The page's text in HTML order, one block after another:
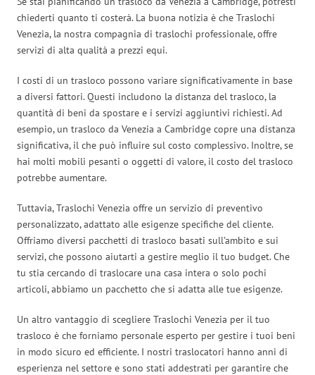
chiederti quanto ti costerà. La buona notizia è che Traslochi
Venezia, la nostra compagnia di traslochi professionale, offre
servizi di alta qualità a prezzi equi.
I costi di un trasloco possono variare significativamente in base
a diversi fattori. Questi includono la distanza del trasloco, la
quantità di beni da spostare e i servizi aggiuntivi richiesti. Ad
esempio, un trasloco da Venezia a Cambridge copre una distanza
significativa, il che può influire sul costo complessivo. Inoltre, se
hai molti mobili pesanti o oggetti di valore, il costo del trasloco
potrebbe aumentare.
Tuttavia, Traslochi Venezia offre un servizio di preventivo
personalizzato, adattato alle esigenze specifiche del cliente.
Offriamo diversi pacchetti di trasloco basati sull’ambito e sui
servizi, che possono aiutarti a gestire meglio il tuo budget. Che
tu stia cercando di traslocare una casa intera o solo pochi
articoli, abbiamo un pacchetto che si adatta alle tue esigenze.
Un altro vantaggio di scegliere Traslochi Venezia per il tuo
trasloco è che forniamo personale esperto per gestire i tuoi beni
in modo sicuro ed efficiente. I nostri traslocatori hanno anni di
esperienza nel settore e sono stati addestrati per garantire che